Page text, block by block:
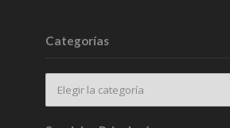
Categorías